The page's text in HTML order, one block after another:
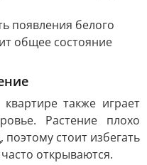
появления белого
общее состояние
также играет
Растение плохо
поэтому стоит избегать
открываются.